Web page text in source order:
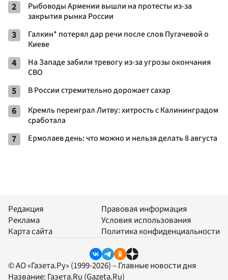
2
Рыбоводы Армении вышли на протесты из-за
закрытия рынка России
3
Галкин* потерял дар речи после слов Пугачевой о
Киеве
4
На Западе забили тревогу из-за угрозы окончания
СВО
5 В России стремительно дорожает сахар
6
Кремль переиграл Литву: хитрость с Калининградом
сработала
7 Ермолаев день: что можно и нельзя делать 8 августа
Редакция
Реклама
Карта сайта
Правовая информация
Условия использования
Политика конфиденциальности
© АО «Газета.Ру» (1999-2026) – Главные новости дня
Название: Газета.Ru (Gazeta.Ru)